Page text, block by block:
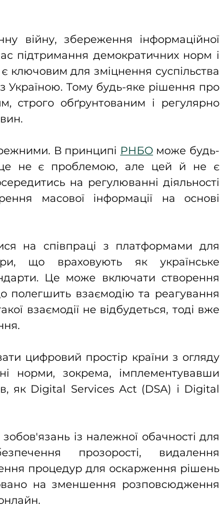
війну, збереження інформаційної
підтримання демократичних норм і
ключовим для зміцнення суспільства
Україною. Тому будь-яке рішення про
строго обґрунтованим і регулярно
В принципі РНБО може будь-
це не є проблемою, але цей й не є
на регулюванні діяльності
масової інформації на основі
на співпраці з платформами для
що враховують як українське
Це може включати створення
полегшить взаємодію та реагування
взаємодії не відбудеться, тоді вже
цифровий простір країни з огляду
норми, зокрема, імплементувавши
як Digital Services Act (DSA) і Digital
із належної обачності для
прозорості, видалення
процедур для оскарження рішень
на зменшення розповсюдження